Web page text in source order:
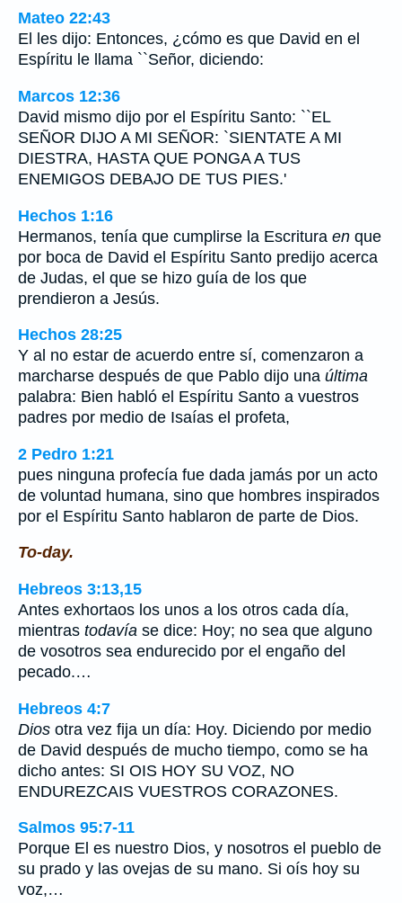
Mateo 22:43
El les dijo: Entonces, ¿cómo es que David en el
Espíritu le llama ``Señor, diciendo:
Marcos 12:36
David mismo dijo por el Espíritu Santo: ``EL
SEÑOR DIJO A MI SEÑOR: `SIENTATE A MI
DIESTRA, HASTA QUE PONGA A TUS
ENEMIGOS DEBAJO DE TUS PIES.'
Hechos 1:16
Hermanos, tenía que cumplirse la Escritura en que
por boca de David el Espíritu Santo predijo acerca
de Judas, el que se hizo guía de los que
prendieron a Jesús.
Hechos 28:25
Y al no estar de acuerdo entre sí, comenzaron a
marcharse después de que Pablo dijo una última
palabra: Bien habló el Espíritu Santo a vuestros
padres por medio de Isaías el profeta,
2 Pedro 1:21
pues ninguna profecía fue dada jamás por un acto
de voluntad humana, sino que hombres inspirados
por el Espíritu Santo hablaron de parte de Dios.
To-day.
Hebreos 3:13,15
Antes exhortaos los unos a los otros cada día,
mientras todavía se dice: Hoy; no sea que alguno
de vosotros sea endurecido por el engaño del
pecado.…
Hebreos 4:7
Dios otra vez fija un día: Hoy. Diciendo por medio
de David después de mucho tiempo, como se ha
dicho antes: SI OIS HOY SU VOZ, NO
ENDUREZCAIS VUESTROS CORAZONES.
Salmos 95:7-11
Porque El es nuestro Dios, y nosotros el pueblo de
su prado y las ovejas de su mano. Si oís hoy su
voz,…